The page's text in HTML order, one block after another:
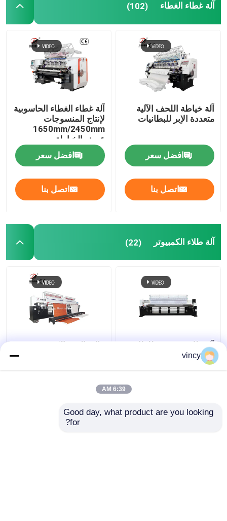
آلة غطاء الغطاء (102)
آلة خياطة اللحف الآلية
متعددة الإبر للبطانيات
افضل سعر
اتصل بنا
آلة غطاء الغطاء الحاسوبية
لإنتاج المنسوجات
1650mm/2450mm
عرض الخياطة
افضل سعر
اتصل بنا
آلة طلاء الكمبيوتر (22)
آلة طلاء محوسبة للطلاء
متعدد الإبرة
عالية الدقة الكمبيوترية
اتصل بنا
vincy
6:39 AM
Good day, what product are you looking
for?